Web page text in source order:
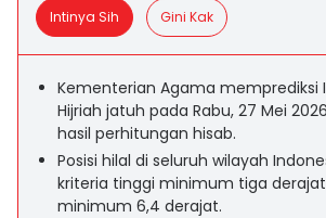
Intinya Sih Gini Kak
Kementerian Agama memprediksi
Hijriah jatuh pada Rabu, 27 Mei
hasil perhitungan hisab.
Posisi hilal di seluruh wilayah
kriteria tinggi minimum tiga
minimum 6,4 derajat.